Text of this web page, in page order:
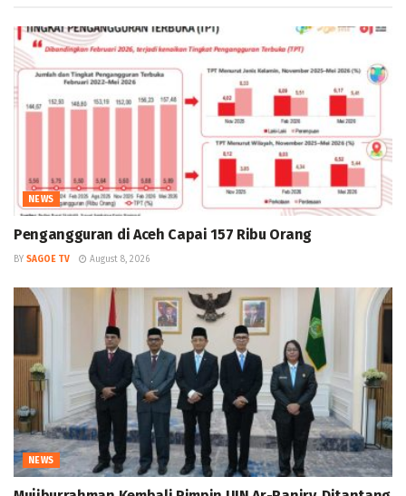
NEWS
Pengangguran di Aceh Capai 157 Ribu Orang
BY SAGOE TV August 8, 2026
NEWS